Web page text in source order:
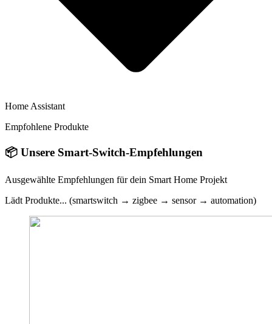
Home Assistant
Empfohlene Produkte
📦 Unsere Smart-Switch-Empfehlungen
Ausgewählte Empfehlungen für dein Smart Home Projekt
Lädt Produkte... (smartswitch → zigbee → sensor → automation)